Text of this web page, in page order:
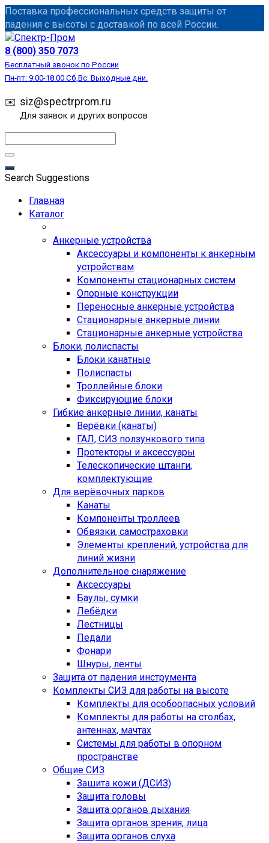
Перейти
к
содержанию
Поставка профессиональных средств защиты от
падения с высоты с доставкой по всей России.
8 (800) 350 7073
Бесплатный звонок по России
Пн-пт: 9:00-18:00 Сб,Вс: Выходные дни.
siz@spectrprom.ru
Для заявок и других вопросов
Search Suggestions
Главная
Каталог
Анкерные устройства
Аксессуары и компоненты к анкерным
устройствам
Компоненты стационарных систем
Опорные конструкции
Переносные анкерные устройства
Стационарные анкерные линии
Стационарные анкерные устройства
Блоки, полиспасты
Блоки канатные
Полиспасты
Троллейные блоки
Фиксирующие блоки
Гибкие анкерные линии, канаты
Верёвки (канаты)
ГАЛ, СИЗ ползункового типа
Протекторы и аксессуары
Телескопические штанги,
комплектующие
Для верёвочных парков
Канаты
Компоненты троллеев
Обвязки, самостраховки
Элементы креплений, устройства для
линий жизни
Дополнительное снаряжение
Аксессуары
Баулы, сумки
Лебёдки
Лестницы
Педали
Фонари
Шнуры, ленты
Защита от падения инструмента
Комплекты СИЗ для работы на высоте
Комплекты для особоопасных условий
Комплекты для работы на столбах,
антеннах, мачтах
Системы для работы в опорном
пространстве
Общие СИЗ
Зашита кожи (ДСИЗ)
Защита головы
Защита органов дыхания
Защита органов зрения, лица
Защита органов слуха